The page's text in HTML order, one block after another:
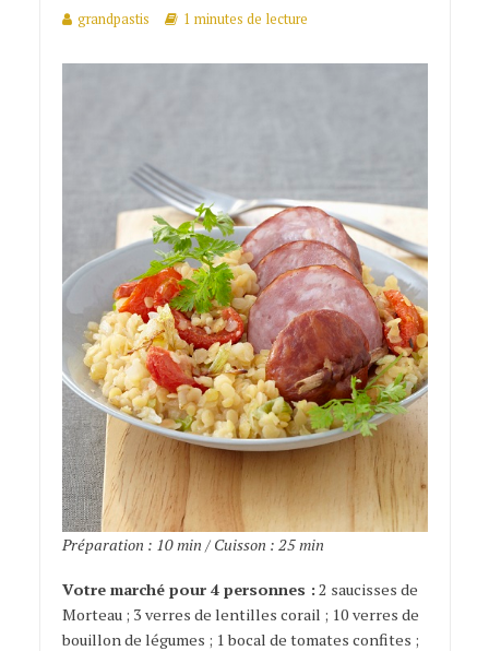
grandpastis
1 minutes de lecture
Préparation : 10 min / Cuisson : 25 min
Votre marché pour 4 personnes : 2 saucisses de
Morteau ; 3 verres de lentilles corail ; 10 verres de
bouillon de légumes ; 1 bocal de tomates confites ;